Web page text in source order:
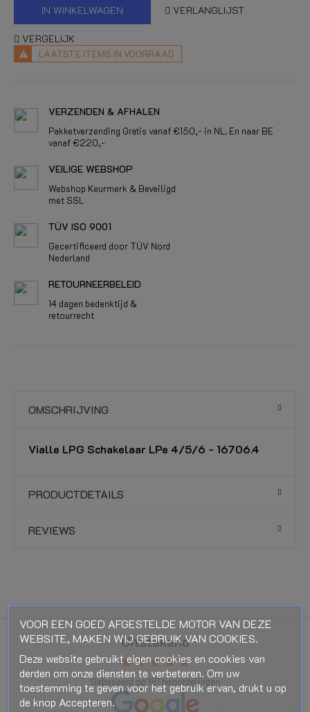
IN WINKELWAGEN VERLANGLIJST
VERGELIJK
LAATSTE ITEMS IN VOORRAAD
VERZENDEN & AFHALEN
Pakketverzending Gratis vanaf €150,- in NL. En naar BE
vanaf €220,-
VEILIGE WEBSHOP
Webshop Keurmerk & Beveiligd
met SSL
TÜV ISO 9001
Gecertificeerd door TÜV Nord
Nederland
RETOURNEERBELEID
14 dagen bedenktijd &
retourrecht
OMSCHRIJVING
Vialle LPG Schakelaar LPe 4/5/6 - 16706.4
PRODUCTDETAILS
REVIEWS
Uitstekend
star star starstar star
Gebaseerd op181beoordelingen
VOOR EEN GOED AFGESTELDE MOTOR VAN DEZE
WEBSITE, MAKEN WIJ GEBRUIK VAN COOKIES.
Deze website gebruikt eigen cookies en cookies van
derden om onze diensten te verbeteren. Om uw
toestemming te geven voor het gebruik ervan, drukt u op
de knop Accepteren.